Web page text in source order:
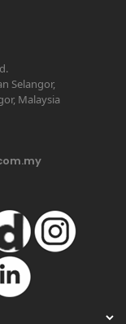
Selangor,
Malaysia